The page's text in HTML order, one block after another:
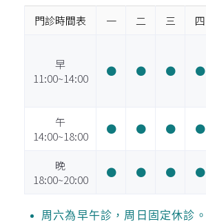
門診時間表 一 二 三 四
早
11:00~14:00
● ● ● ●
午
14:00~18:00
● ● ● ●
晚
18:00~20:00
● ● ● ●
周六為早午診，周日固定休診。